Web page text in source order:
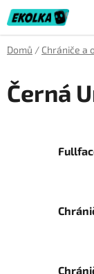
Přejít
na
obsah
Domů / Chrániče a
Černá